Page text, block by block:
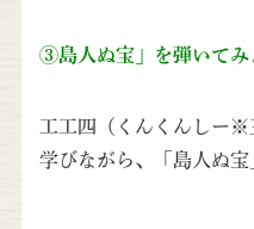
③島人ぬ宝」を弾いてみ
工工四（くんくんしー※
学びながら、「島人ぬ宝